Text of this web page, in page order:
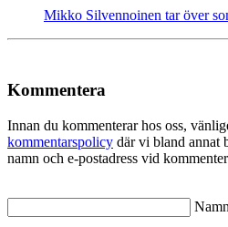
Mikko Silvennoinen tar över
Kommentera
Innan du kommenterar hos oss,
kommentarspolicy där vi bland annat
namn och e-postadress vid